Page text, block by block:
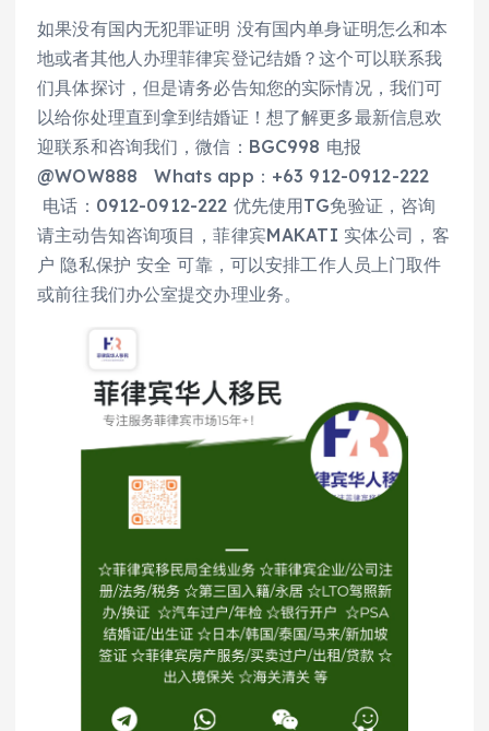
如果没有国内无犯罪证明 没有国内单身证明怎么和本
地或者其他人办理菲律宾登记结婚？这个可以联系我
们具体探讨，但是请务必告知您的实际情况，我们可
以给你处理直到拿到结婚证！想了解更多最新信息欢
迎联系和咨询我们，微信：BGC998 电报
@WOW888 Whats app：+63 912-0912-222
电话：0912-0912-222 优先使用TG免验证，咨询
请主动告知咨询项目，菲律宾MAKATI 实体公司，客
户 隐私保护 安全 可靠，可以安排工作人员上门取件
或前往我们办公室提交办理业务。